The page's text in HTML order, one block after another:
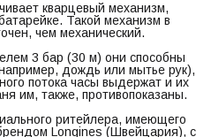
кварцевый механизм,
Такой механизм в
чем механический.
3 бар (30 м) они способны
дождь или мытье рук),
потока часы выдержат и их
им, также, противопоказаны.
ритейлера, имеющего
Longines (Швейцария), с